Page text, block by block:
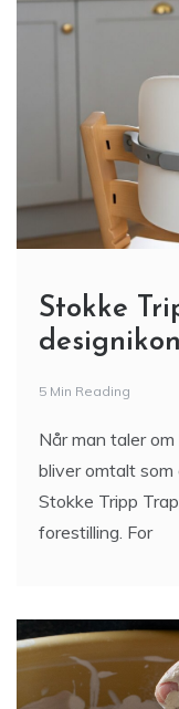
Stokke
5 Min Reading
Når man taler
bliver omtalt som
Stokke Tripp
forestilling. For